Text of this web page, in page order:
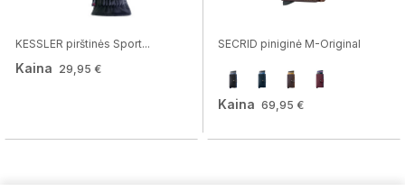
KESSLER pirštinės Sport...
Kaina 29,95 €
SECRID piniginė M-Original
Kaina 69,95 €